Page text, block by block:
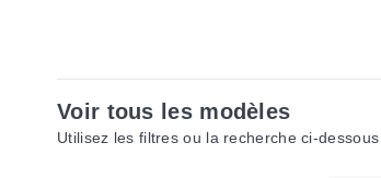
Voir tous les modèles
Utilisez les filtres ou la recherche ci-